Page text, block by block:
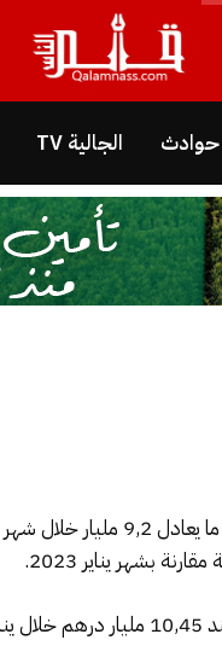
حوادث الجالية TV